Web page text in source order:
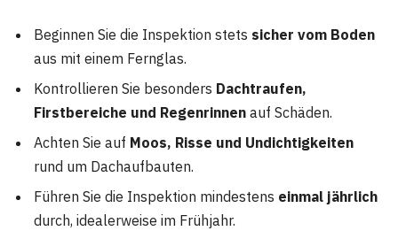
Beginnen Sie die Inspektion stets sicher vom Boden
aus mit einem Fernglas.
Kontrollieren Sie besonders Dachtraufen,
Firstbereiche und Regenrinnen auf Schäden.
Achten Sie auf Moos, Risse und Undichtigkeiten
rund um Dachaufbauten.
Führen Sie die Inspektion mindestens einmal jährlich
durch, idealerweise im Frühjahr.